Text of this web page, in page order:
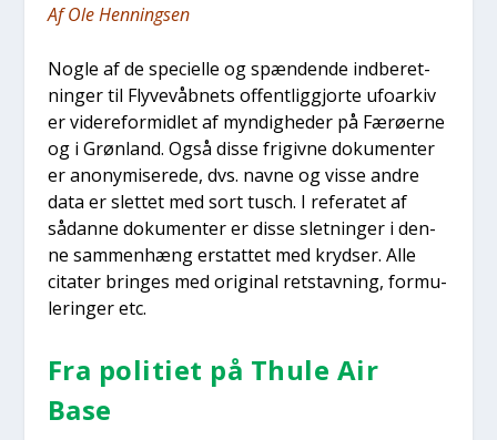
Af Ole Hen­nings­en
Nog­le af de spe­ci­el­le og spæn­den­de ind­be­ret­
nin­ger til Fly­ve­våb­nets offent­lig­gjor­te ufo­ar­kiv
er videre­for­mid­let af myn­dig­he­der på Færø­er­ne
og i Grøn­land. Også dis­se fri­giv­ne doku­men­ter
er ano­ny­mi­se­re­de, dvs. nav­ne og vis­se andre
data er slet­tet med sort tusch. I refe­ra­tet af
sådan­ne doku­men­ter er dis­se slet­nin­ger i den­
ne sam­men­hæng erstat­tet med kryd­ser. Alle
cita­ter brin­ges med ori­gi­nal ret­stav­ning, for­mu­
le­rin­ger etc.
Fra poli­ti­et på Thu­le Air
Base